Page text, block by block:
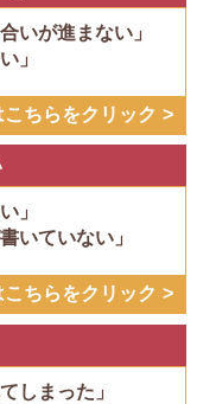
いが進まない」
」
ちらをクリック
」
いていない」
ちらをクリック
しまった」